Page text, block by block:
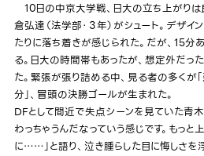
10日の中京大学戦、日大の立ち上がり
倉弘達（法学部・３年）がシュート。デザ
たりに落ち着きが感じられた。だが、15分
る。日大の時間帯もあったが、想定外だ
た。緊張が張り詰める中、見る者の多くが
分」、冒頭の決勝ゴールが生まれた。
DFとして間近で失点シーンを見ていた青
わっちゃうんだなっていう感じです。もっ
に……」と語り、泣き腫らした目に悔しさを